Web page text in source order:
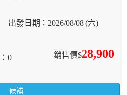
2026/08/08 (六)
銷售價$28,900
0
候補